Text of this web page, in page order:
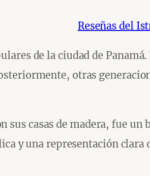
Reseñas del
de la ciudad de
otras
sus casas de madera, fue
y una representación